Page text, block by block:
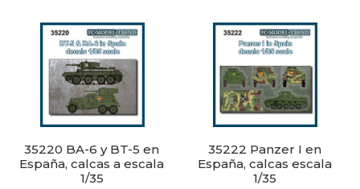
35220 BA-6 y BT-5 en
España, calcas a escala
1/35
35222 Panzer I en
España, calcas escala
1/35